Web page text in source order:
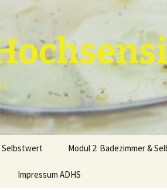
Selbstwert Modul 2: Badezimmer &
Impressum ADHS